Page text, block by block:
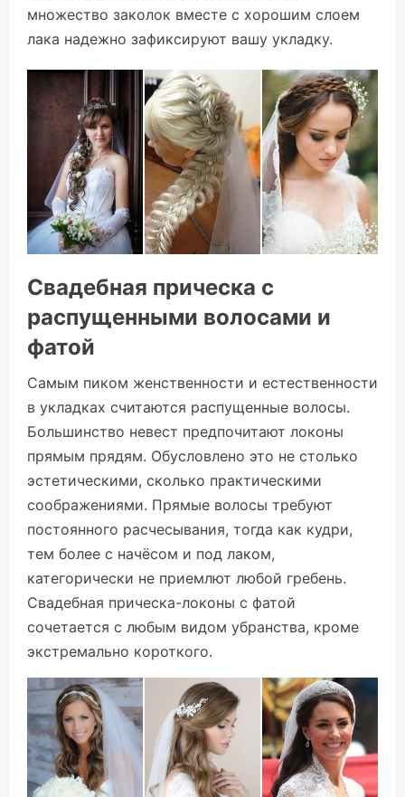
множество заколок вместе с хорошим слоем
лака надежно зафиксируют вашу укладку.
Свадебная прическа с
распущенными волосами и
фатой
Самым пиком женственности и естественности
в укладках считаются распущенные волосы.
Большинство невест предпочитают локоны
прямым прядям. Обусловлено это не столько
эстетическими, сколько практическими
соображениями. Прямые волосы требуют
постоянного расчесывания, тогда как кудри,
тем более с начёсом и под лаком,
категорически не приемлют любой гребень.
Свадебная прическа-локоны с фатой
сочетается с любым видом убранства, кроме
экстремально короткого.